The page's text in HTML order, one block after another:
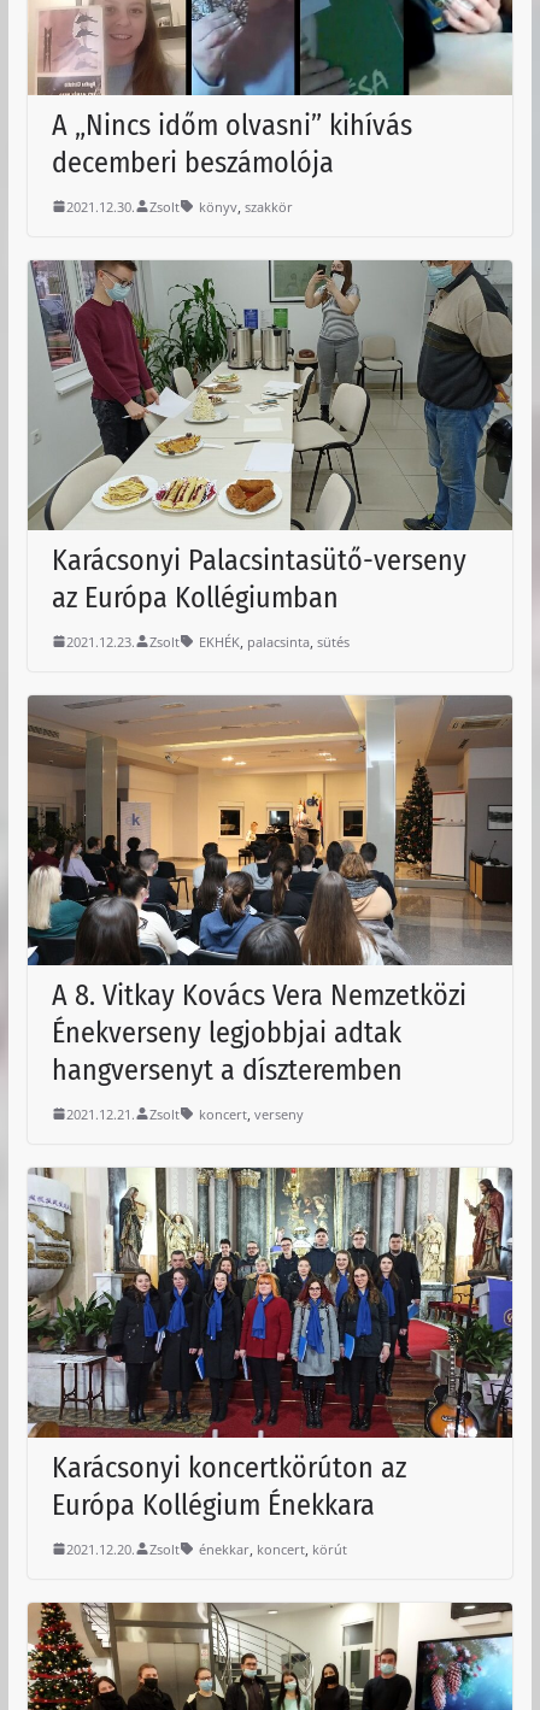
A „Nincs időm olvasni” kihívás
decemberi beszámolója
2021.12.30. Zsolt könyv, szakkör
Karácsonyi Palacsintasütő-verseny
az Európa Kollégiumban
2021.12.23. Zsolt EKHÉK, palacsinta, sütés
A 8. Vitkay Kovács Vera Nemzetközi
Énekverseny legjobbjai adtak
hangversenyt a díszteremben
2021.12.21. Zsolt koncert, verseny
Karácsonyi koncertkörúton az
Európa Kollégium Énekkara
2021.12.20. Zsolt énekkar, koncert, körút